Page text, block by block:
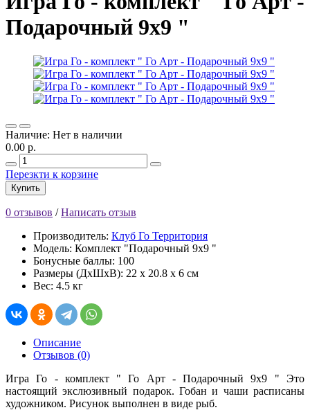
Подарочный 9х9 "
Наличие: Нет в наличии
0.00 р.
Перезкти к корзине
Купить
0 отзывов /Написать отзыв
Производитель: Клуб Го Территория
Модель: Комплект "Подарочный 9х9 "
Бонусные баллы: 100
Размеры (ДхШхВ): 22 x 20.8 x 6 см
Вес: 4.5 кг
Описание
Отзывов (0)
Игра Го - комплект " Го Арт - Подарочный 9х9 " Это
настоящий экслюзивный подарок. Гобан и чаши расписаны
художником. Рисунок выполнен в виде рыб.